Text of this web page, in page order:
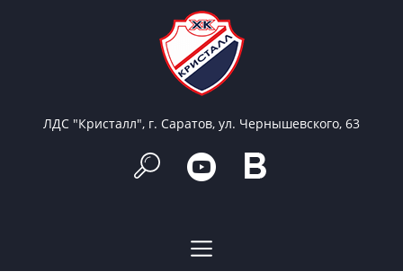
ЛДС "Кристалл", г. Саратов, ул. Чернышевского, 63